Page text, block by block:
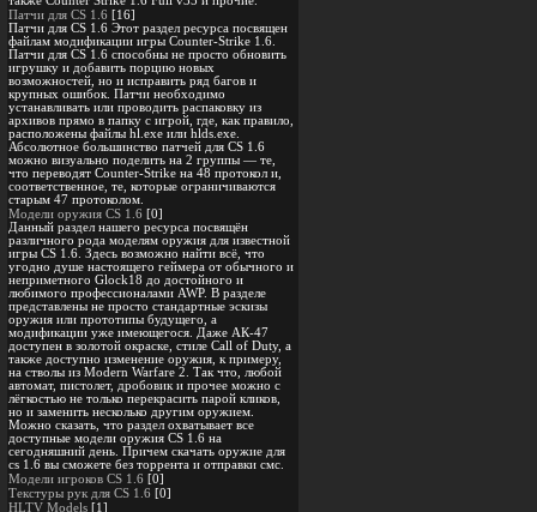
Патчи для CS 1.6 [16]
Патчи для CS 1.6 Этот раздел ресурса посвящен
файлам модификации игры Counter-Strike 1.6.
Патчи для CS 1.6 способны не просто обновить
игрушку и добавить порцию новых
возможностей, но и исправить ряд багов и
крупных ошибок. Патчи необходимо
устанавливать или проводить распаковку из
архивов прямо в папку с игрой, где, как правило,
расположены файлы hl.exe или hlds.exe.
Абсолютное большинство патчей для CS 1.6
можно визуально поделить на 2 группы — те,
что переводят Counter-Strike на 48 протокол и,
соответственное, те, которые ограничиваются
старым 47 протоколом.
Модели оружия CS 1.6 [0]
Данный раздел нашего ресурса посвящён
различного рода моделям оружия для известной
игры CS 1.6. Здесь возможно найти всё, что
угодно душе настоящего геймера от обычного и
неприметного Glock18 до достойного и
любимого профессионалами AWP. В разделе
представлены не просто стандартные эскизы
оружия или прототипы будущего, а
модификации уже имеющегося. Даже АК-47
доступен в золотой окраске, стиле Call of Duty, а
также доступно изменение оружия, к примеру,
на стволы из Modern Warfare 2. Так что, любой
автомат, пистолет, дробовик и прочее можно с
лёгкостью не только перекрасить парой кликов,
но и заменить несколько другим оружием.
Можно сказать, что раздел охватывает все
доступные модели оружия CS 1.6 на
сегодняшний день. Причем скачать оружие для
cs 1.6 вы сможете без торрента и отправки смс.
Модели игроков CS 1.6 [0]
Текстуры рук для CS 1.6 [0]
HLTV Models [1]